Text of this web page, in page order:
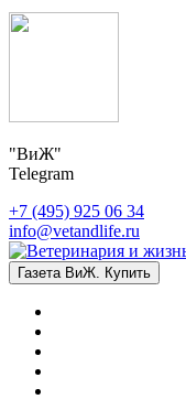
"ВиЖ"
Telegram
+7 (495) 925 06 34
info@vetandlife.ru
Газета ВиЖ. Купить